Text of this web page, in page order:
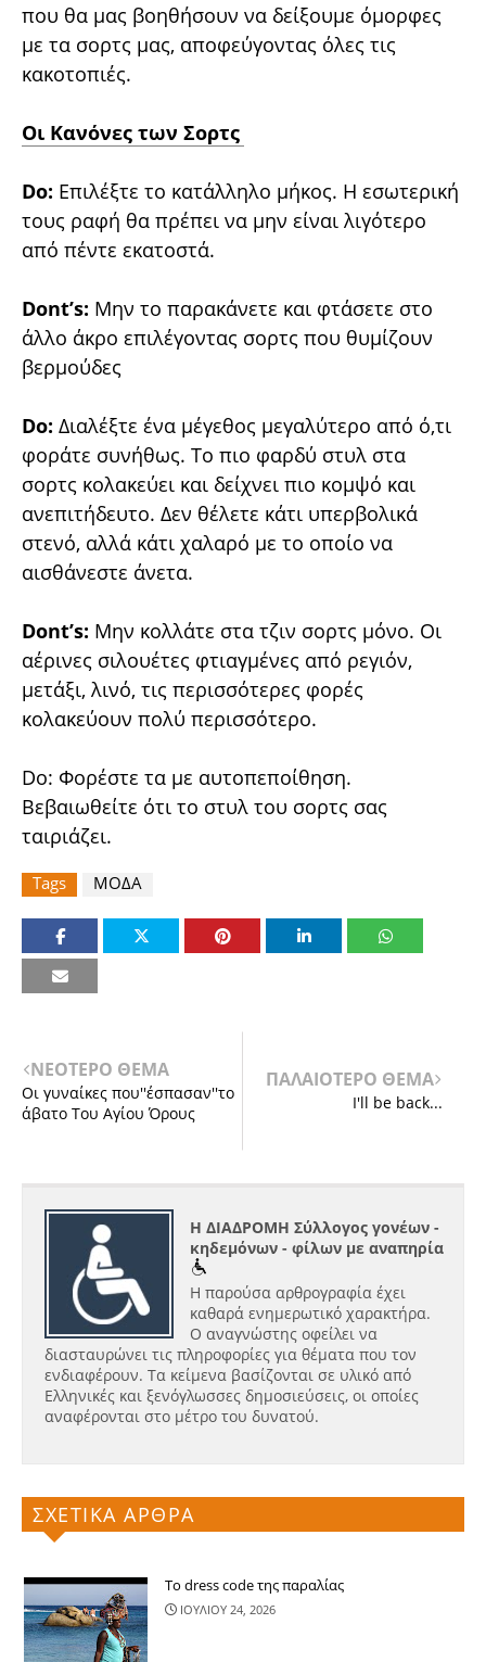
που θα μας βοηθήσουν να δείξουμε όμορφες
με τα σορτς μας, αποφεύγοντας όλες τις
κακοτοπιές.
Οι Κανόνες των Σορτς
Do: Επιλέξτε το κατάλληλο μήκος. Η εσωτερική
τους ραφή θα πρέπει να μην είναι λιγότερο
από πέντε εκατοστά.
Dont’s: Μην το παρακάνετε και φτάσετε στο
άλλο άκρο επιλέγοντας σορτς που θυμίζουν
βερμούδες
Do: Διαλέξτε ένα μέγεθος μεγαλύτερο από ό,τι
φοράτε συνήθως. Το πιο φαρδύ στυλ στα
σορτς κολακεύει και δείχνει πιο κομψό και
ανεπιτήδευτο. Δεν θέλετε κάτι υπερβολικά
στενό, αλλά κάτι χαλαρό με το οποίο να
αισθάνεστε άνετα.
Dont’s: Μην κολλάτε στα τζιν σορτς μόνο. Οι
αέρινες σιλουέτες φτιαγμένες από ρεγιόν,
μετάξι, λινό, τις περισσότερες φορές
κολακεύουν πολύ περισσότερο.
Do: Φορέστε τα με αυτοπεποίθηση.
Βεβαιωθείτε ότι το στυλ του σορτς σας
ταιριάζει.
Tags ΜΟΔΑ
ΝΕΟΤΕΡΟ ΘΕΜΑ
Οι γυναίκες που''έσπασαν''το
άβατο Του Αγίου Όρους
ΠΑΛΑΙΟΤΕΡΟ ΘΕΜΑ
I'll be back...
Η ΔΙΑΔΡΟΜΗ Σύλλογος γονέων -
κηδεμόνων - φίλων με αναπηρία
Η παρούσα αρθρογραφία έχει
καθαρά ενημερωτικό χαρακτήρα.
Ο αναγνώστης οφείλει να
διασταυρώνει τις πληροφορίες για θέματα που τον
ενδιαφέρουν. Τα κείμενα βασίζονται σε υλικό από
Ελληνικές και ξενόγλωσσες δημοσιεύσεις, οι οποίες
αναφέρονται στο μέτρο του δυνατού.
ΣΧΕΤΙΚΑ ΑΡΘΡΑ
Το dress code της παραλίας
ΙΟΥΛΙΟΥ 24, 2026